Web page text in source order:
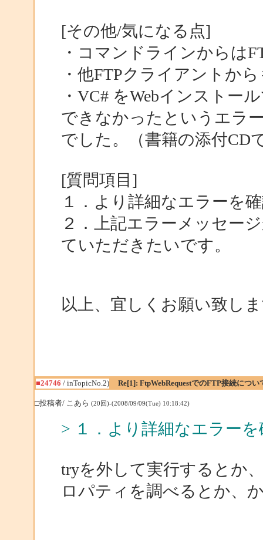
[その他/気になる点]
・コマンドラインからは
・他FTPクライアントか
・VC# をWebインストー
できなかったというエラ
でした。（書籍の添付CD
[質問項目]
１．より詳細なエラーを
２．上記エラーメッセー
ていただきたいです。
以上、宜しくお願い致し
■24746 / inTopicNo.2) Re[1]: FtpWebRequestでのFTP接続につい
□投稿者/ こあら (20回)-(2008/09/09(Tue) 10:18:42)
> １．より詳細なエラー
tryを外して実行するとか、
ロパティを調べるとか、